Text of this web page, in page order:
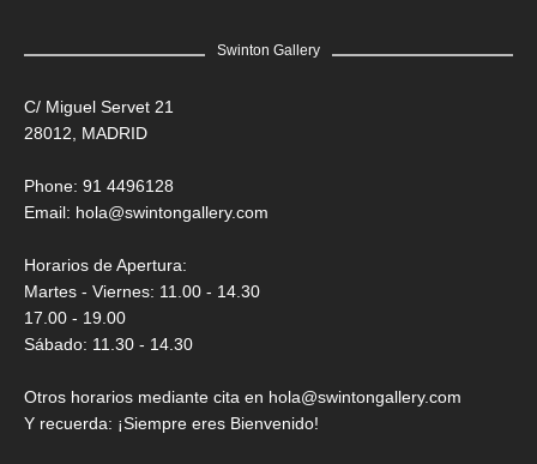
Swinton Gallery
C/ Miguel Servet 21
28012, MADRID
Phone: 91 4496128
Email: hola@swintongallery.com
Horarios de Apertura:
Martes - Viernes: 11.00 - 14.30
17.00 - 19.00
Sábado: 11.30 - 14.30
Otros horarios mediante cita en hola@swintongallery.com
Y recuerda: ¡Siempre eres Bienvenido!